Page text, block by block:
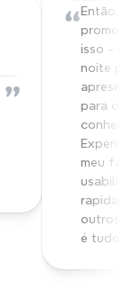
”
“
isso -
noite
para
meu
outros
é tudo